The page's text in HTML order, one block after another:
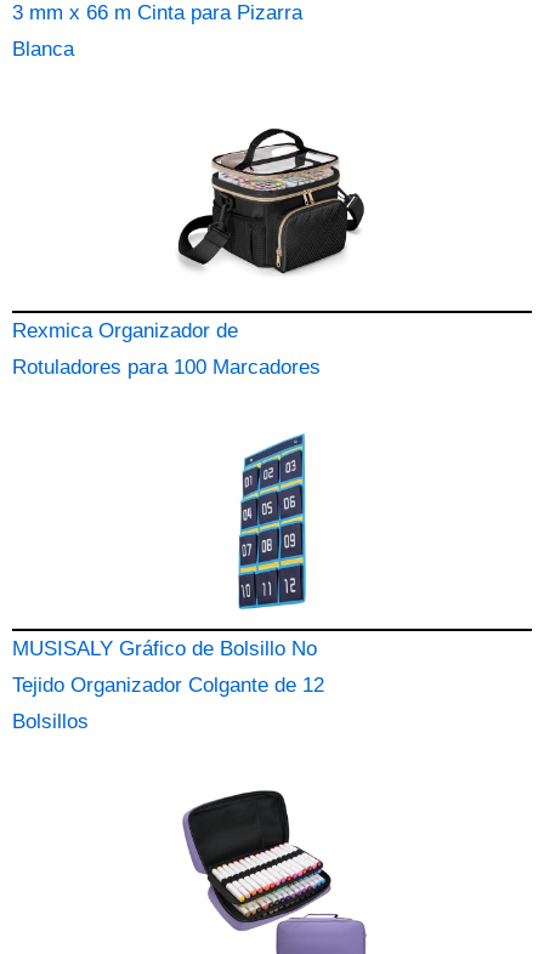
3 mm x 66 m Cinta para Pizarra
Blanca
Rexmica Organizador de
Rotuladores para 100 Marcadores
MUSISALY Gráfico de Bolsillo No
Tejido Organizador Colgante de 12
Bolsillos